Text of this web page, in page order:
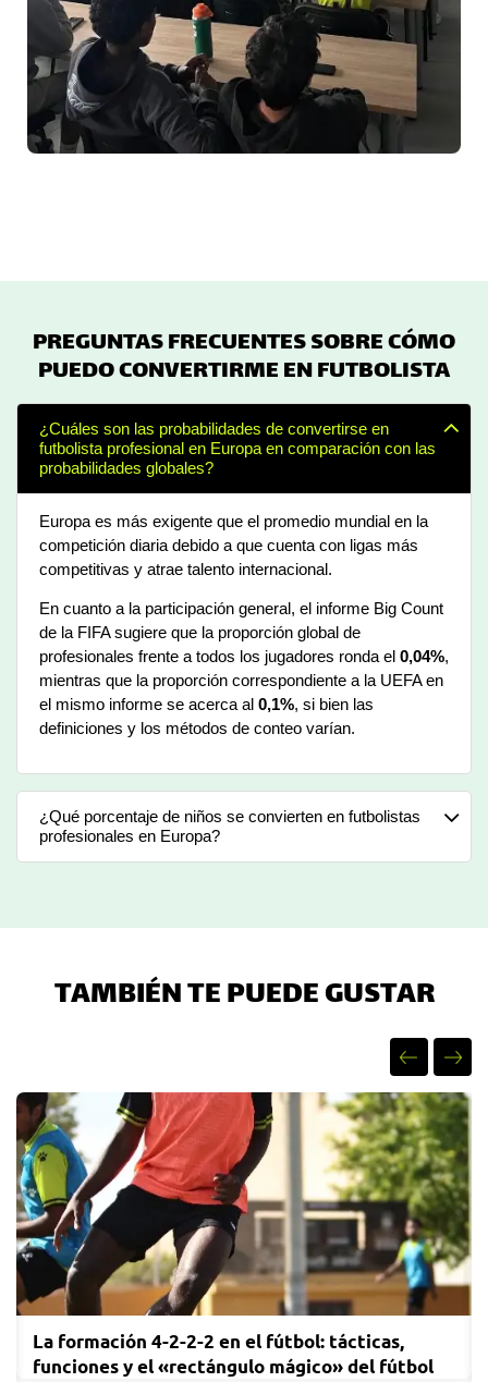
PREGUNTAS FRECUENTES SOBRE CÓMO
PUEDO CONVERTIRME EN FUTBOLISTA
¿Cuáles son las probabilidades de convertirse en
futbolista profesional en Europa en comparación con las
probabilidades globales?
Europa es más exigente que el promedio mundial en la
competición diaria debido a que cuenta con ligas más
competitivas y atrae talento internacional.
En cuanto a la participación general, el informe Big Count
de la FIFA sugiere que la proporción global de
profesionales frente a todos los jugadores ronda el 0,04%,
mientras que la proporción correspondiente a la UEFA en
el mismo informe se acerca al 0,1%, si bien las
definiciones y los métodos de conteo varían.
¿Qué porcentaje de niños se convierten en futbolistas
profesionales en Europa?
TAMBIÉN TE PUEDE GUSTAR
Entrenamiento de fútbol para chicas: cómo
empezar, mejorar y disfrutar de las sesiones de